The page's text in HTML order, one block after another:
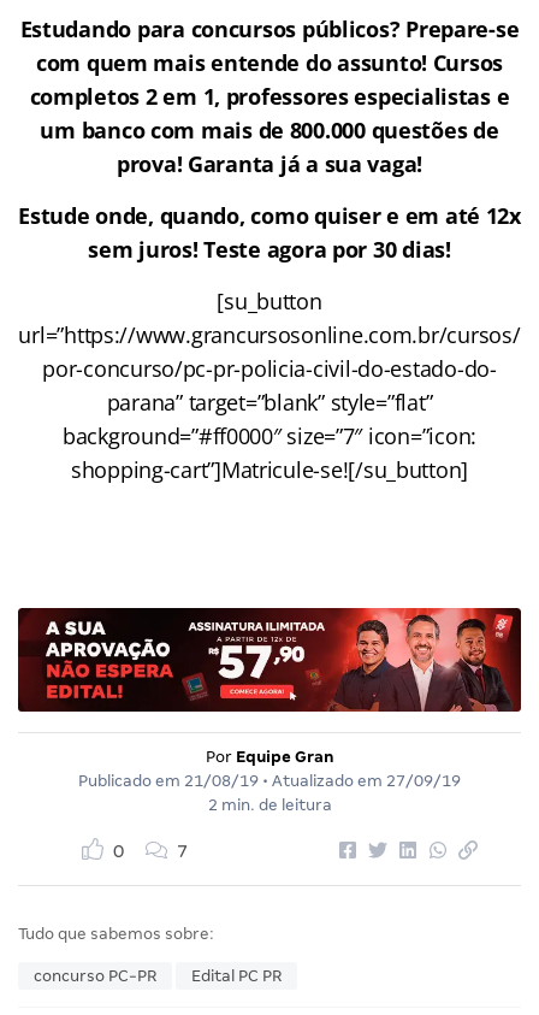
Estudando para concursos públicos? Prepare-se
com quem mais entende do assunto! Cursos
completos 2 em 1, professores especialistas e
um banco com mais de 800.000 questões de
prova! Garanta já a sua vaga!
Estude onde, quando, como quiser e em até 12x
sem juros! Teste agora por 30 dias!
[su_button
url=”https://www.grancursosonline.com.br/cursos/
por-concurso/pc-pr-policia-civil-do-estado-do-
parana” target=”blank” style=”flat”
background=”#ff0000″ size=”7″ icon=”icon:
shopping-cart”]Matricule-se![/su_button]
Por Equipe Gran
Publicado em 21/08/19 • Atualizado em 27/09/19
2 min. de leitura
0 7
Tudo que sabemos sobre:
concurso PC-PR Edital PC PR